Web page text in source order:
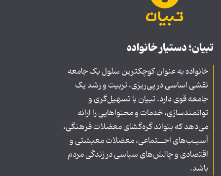
تبیان؛ دستیار خانواده
خانواده به عنوان کوچکترین سلول یک جامعه
نقشی اساسی در پی‌ریزی، تربیت و رشد یک
جامعه قوی دارد. تبیان با تسهیل‌گری و
توانمندسازی، خدمات و محتواهایی را ارائه
می‌دهد که بتواند گره‌گشای معضلات فرهنگی،
آسیـب‌های اجــتماعی، معضلات معیشتی و
اقتصادی و چالش‌های سیاسی در زندگی مردم
باشد.